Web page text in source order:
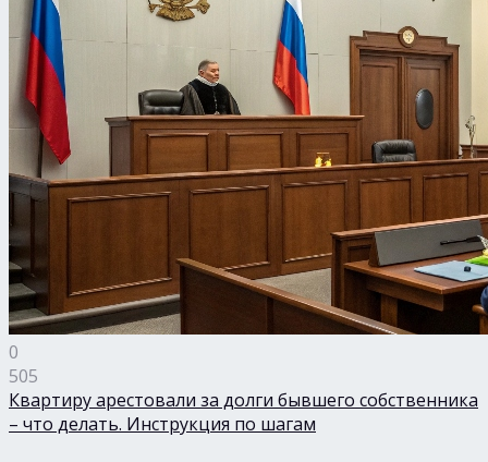
0
505
Квартиру арестовали за долги бывшего собственника
– что делать. Инструкция по шагам